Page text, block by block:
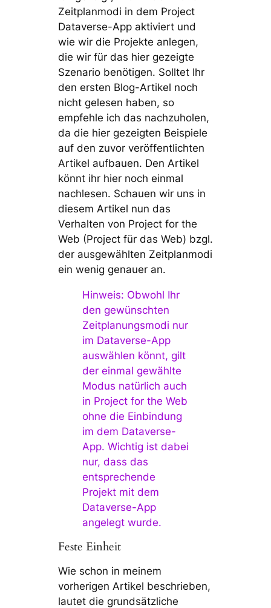
Zeitplanmodi in dem Project
Dataverse-App aktiviert und
wie wir die Projekte anlegen,
die wir für das hier gezeigte
Szenario benötigen. Solltet Ihr
den ersten Blog-Artikel noch
nicht gelesen haben, so
empfehle ich das nachzuholen,
da die hier gezeigten Beispiele
auf den zuvor veröffentlichten
Artikel aufbauen. Den Artikel
könnt ihr hier noch einmal
nachlesen. Schauen wir uns in
diesem Artikel nun das
Verhalten von Project for the
Web (Project für das Web) bzgl.
der ausgewählten Zeitplanmodi
ein wenig genauer an.
Hinweis: Obwohl Ihr
den gewünschten
Zeitplanungsmodi nur
im Dataverse-App
auswählen könnt, gilt
der einmal gewählte
Modus natürlich auch
in Project for the Web
ohne die Einbindung
im dem Dataverse-
App. Wichtig ist dabei
nur, dass das
entsprechende
Projekt mit dem
Dataverse-App
angelegt wurde.
Feste Einheit
Wie schon in meinem
vorherigen Artikel beschrieben,
lautet die grundsätzliche